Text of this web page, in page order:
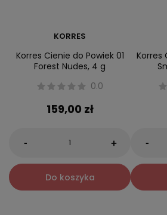
KORRES
Korres Cienie do Powiek 01
Forest Nudes, 4 g
0.0
159,00 zł
- +
Do koszyka
Korres
-